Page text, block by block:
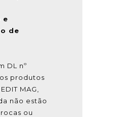
e
de
DL nº
os produtos
EDIT MAG,
não estão
ou